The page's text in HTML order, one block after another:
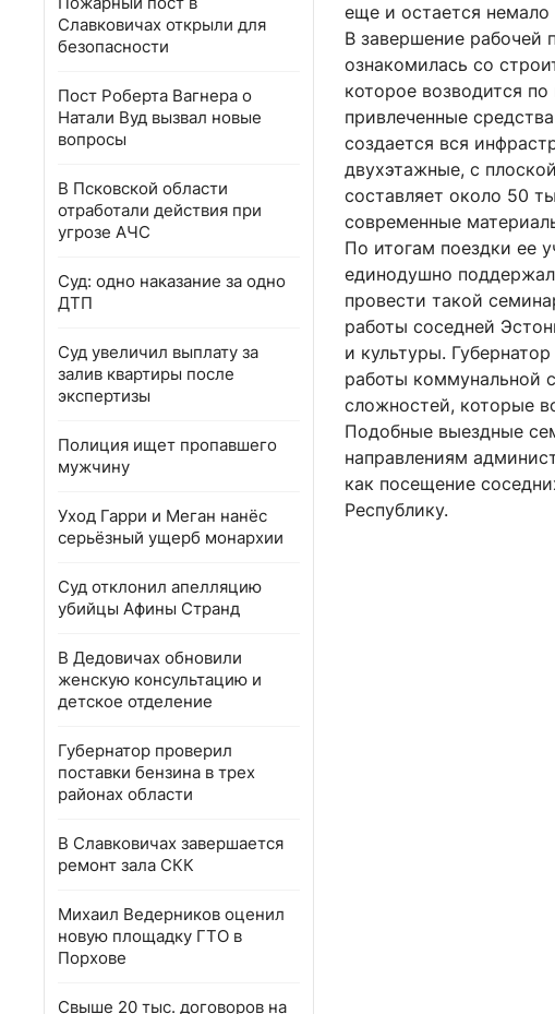
Славковичах открыли для
безопасности
Пост Роберта Вагнера о
Натали Вуд вызвал новые
вопросы
В Псковской области
отработали действия при
угрозе АЧС
Суд: одно наказание за одно
ДТП
Суд увеличил выплату за
залив квартиры после
экспертизы
Полиция ищет пропавшего
мужчину
Уход Гарри и Меган нанёс
серьёзный ущерб монархии
Суд отклонил апелляцию
убийцы Афины Странд
В Дедовичах обновили
женскую консультацию и
детское отделение
Губернатор проверил
поставки бензина в трех
районах области
В Славковичах завершается
ремонт зала СКК
Михаил Ведерников оценил
новую площадку ГТО в
Порхове
Свыше 20 тыс. договоров на
еще и остается немало
В завершение рабочей
ознакомилась со
которое возводится
привлеченные
создается вся
двухэтажные, с
составляет около 50
современные
По итогам поездки ее
единодушно
провести такой
работы соседней
и культуры.
работы коммунальной
сложностей, которые
Подобные выездные
направлениям
как посещение
Республику.